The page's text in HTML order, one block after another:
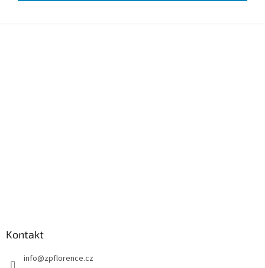
Kontakt
info@zpflorence.cz